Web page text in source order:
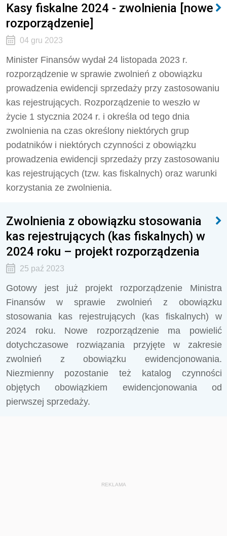
Kasy fiskalne 2024 - zwolnienia [nowe
rozporządzenie]
04 gru 2023
Minister Finansów wydał 24 listopada 2023 r.
rozporządzenie w sprawie zwolnień z obowiązku
prowadzenia ewidencji sprzedaży przy zastosowaniu
kas rejestrujących. Rozporządzenie to weszło w
życie 1 stycznia 2024 r. i określa od tego dnia
zwolnienia na czas określony niektórych grup
podatników i niektórych czynności z obowiązku
prowadzenia ewidencji sprzedaży przy zastosowaniu
kas rejestrujących (tzw. kas fiskalnych) oraz warunki
korzystania ze zwolnienia.
Zwolnienia z obowiązku stosowania
kas rejestrujących (kas fiskalnych) w
2024 roku – projekt rozporządzenia
25 paź 2023
Gotowy jest już projekt rozporządzenie Ministra
Finansów w sprawie zwolnień z obowiązku
stosowania kas rejestrujących (kas fiskalnych) w
2024 roku. Nowe rozporządzenie ma powielić
dotychczasowe rozwiązania przyjęte w zakresie
zwolnień z obowiązku ewidencjonowania.
Niezmienny pozostanie też katalog czynności
objętych obowiązkiem ewidencjonowania od
pierwszej sprzedaży.
REKLAMA